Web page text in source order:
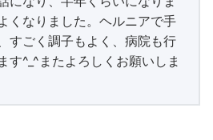
くなりました。ヘルニアで手
すごく調子もよく、病院も行
す^_^またよろしくお願いしま